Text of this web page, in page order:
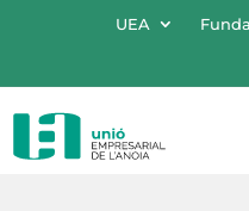
UEA